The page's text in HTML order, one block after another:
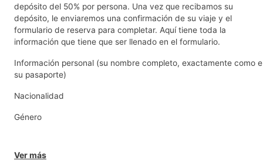
depósito del 50% por persona. Una vez que recibamos su
depósito, le enviaremos una confirmación de su viaje y el
formulario de reserva para completar. Aquí tiene toda la
información que tiene que ser llenado en el formulario.
Información personal (su nombre completo, exactamente como
su pasaporte)
Nacionalidad
Género
Ver más